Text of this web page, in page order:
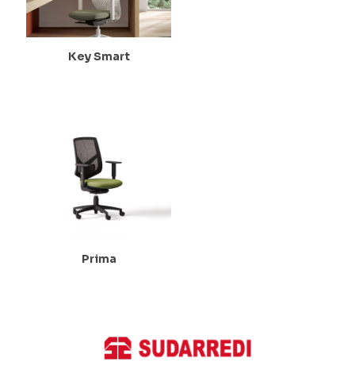
Key Smart
Prima